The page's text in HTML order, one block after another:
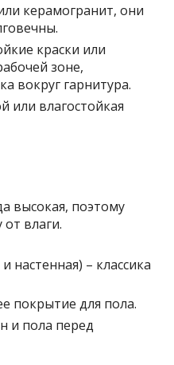
керамогранит, они
краски или
зоне,
вокруг гарнитура.
или влагостойкая
высокая, поэтому
влаги.
настенная) – классика
покрытие для пола.
и пола перед